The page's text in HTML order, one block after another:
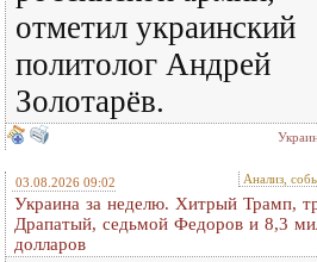
отметил украинский
политолог Андрей
Золотарёв.
03.08.2026 09:02 Анализ,
Украина за неделю. Хитрый Трамп,
Драпатый, седьмой Федоров и 8,3
долларов